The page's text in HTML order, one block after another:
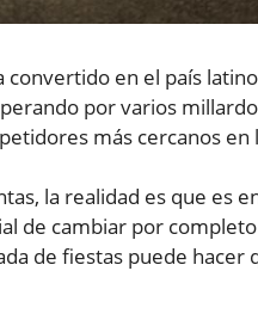
convertido en el país
por varios
más cercanos en
la realidad es que es
de cambiar por
de fiestas puede hacer